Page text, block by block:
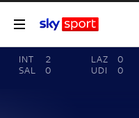
INT
2
SAL
0
LAZ
0
UDI
0